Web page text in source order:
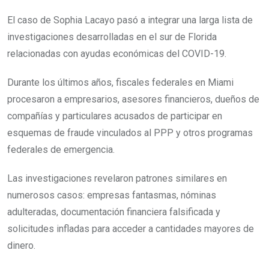
El caso de Sophia Lacayo pasó a integrar una larga lista de
investigaciones desarrolladas en el sur de Florida
relacionadas con ayudas económicas del COVID-19.
Durante los últimos años, fiscales federales en Miami
procesaron a empresarios, asesores financieros, dueños de
compañías y particulares acusados de participar en
esquemas de fraude vinculados al PPP y otros programas
federales de emergencia.
Las investigaciones revelaron patrones similares en
numerosos casos: empresas fantasmas, nóminas
adulteradas, documentación financiera falsificada y
solicitudes infladas para acceder a cantidades mayores de
dinero.